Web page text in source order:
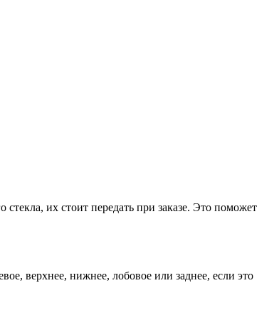
их стоит передать при заказе. Это поможет
верхнее, нижнее, лобовое или заднее, если это